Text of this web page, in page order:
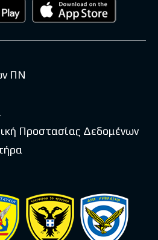
ΠΝ
Προστασίας Δεδομένων